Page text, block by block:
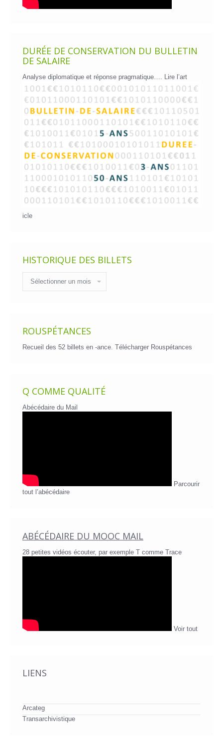
DURÉE DE CONSERVATION DU BULLETIN
DE SALAIRE
Analyse diplomatique et réponse pragmatique…. Lire l’art
icle
HISTORIQUE DES BILLETS
des
billets
ROUSPÉTANCES
Recueil des 52 billets en -ance. Télécharger Rouspétances
Q COMME QUALITÉ
Abécédaire du Mail
Parcourir
tout l’abécédaire
ABÉCÉDAIRE DU MOOC MAIL
28 petites vidéos écouter, par exemple T comme Trace
Voir tout
LIENS
Arcateg
Transarchivistique